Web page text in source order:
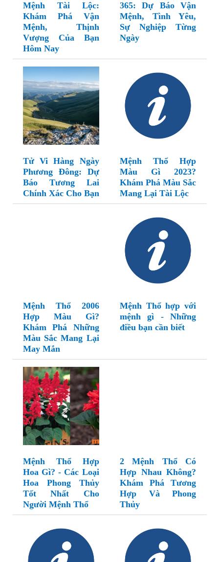
Mệnh Tài Lộc:
Khám Phá Vận
Mệnh, Thịnh
Vượng Của Bạn
Hôm Nay
365: Dự Báo Vận
Mệnh, Tình Yêu,
Sự Nghiệp Từng
Ngày
Tử Vi Hàng Ngày
Phương Đông: Dự
Báo Tương Lai
Chính Xác Cho Bạn
Mệnh Thổ Hợp
Màu Gì 2023?
Khám Phá Màu Sắc
Mang Lại Tài Lộc
Mệnh Thổ 2006
Hợp Màu Gì?
Khám Phá Những
Màu Sắc Mang Lại
May Mắn
Mệnh Thổ hợp với
mệnh gì - Những
điều bạn cần biết
Mệnh Thổ Hợp
Hoa Gì? - Các Loại
Hoa Phong Thủy
Tốt Nhất Cho
Người Mệnh Thổ
2 Mệnh Thổ Có
Hợp Nhau Không?
Khám Phá Tương
Hợp Và Phong
Thủy